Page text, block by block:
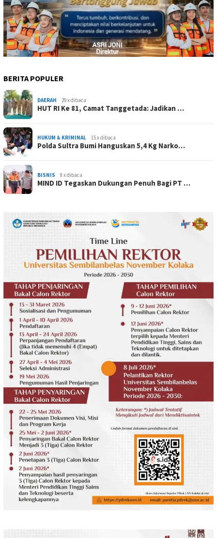
BERITA POPULER
DAERAH 29 x dibaca
HUT RI Ke 81, Camat Tanggetada: Jadikan …
HUKUM & KRIMINAL 15 x dibaca
Polda Sultra Bumi Hanguskan 5,4 Kg Narko…
BISNIS 8 x dibaca
MIND ID Tegaskan Dukungan Penuh Bagi PT …